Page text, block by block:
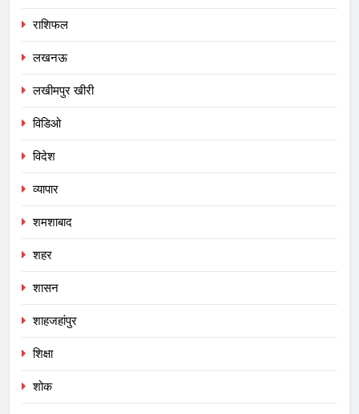
राशिफल
लखनऊ
लखीमपुर खीरी
विडिओ
विदेश
व्यापार
शमशाबाद
शहर
शासन
शाहजहांपुर
शिक्षा
शोक